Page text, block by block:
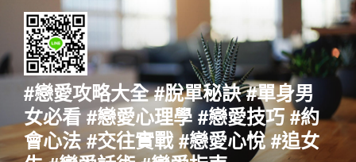
要
#戀愛攻略大全 #脫單秘訣 #單身男
女必看 #戀愛心理學 #戀愛技巧 #約
會心法 #交往實戰 #戀愛心悅 #追女